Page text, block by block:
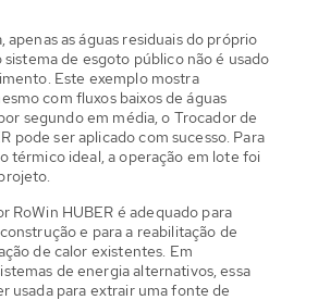
apenas as águas residuais do próprio
sistema de esgoto público não é usado
Este exemplo mostra
com fluxos baixos de águas
segundo em média, o Trocador de
pode ser aplicado com sucesso. Para
térmico ideal, a operação em lote foi
RoWin HUBER é adequado para
e para a reabilitação de
de calor existentes. Em
de energia alternativos, essa
usada para extrair uma fonte de